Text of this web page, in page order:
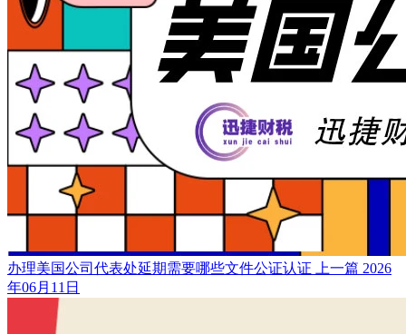
办理美国公司代表处延期需要哪些文件公证认证 上一篇 2026
年06月11日